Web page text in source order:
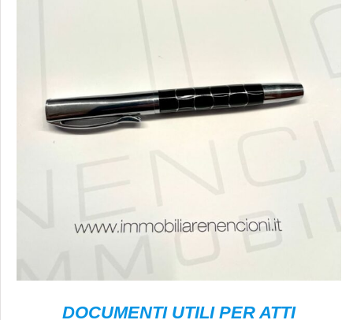
DOCUMENTI UTILI PER ATTI